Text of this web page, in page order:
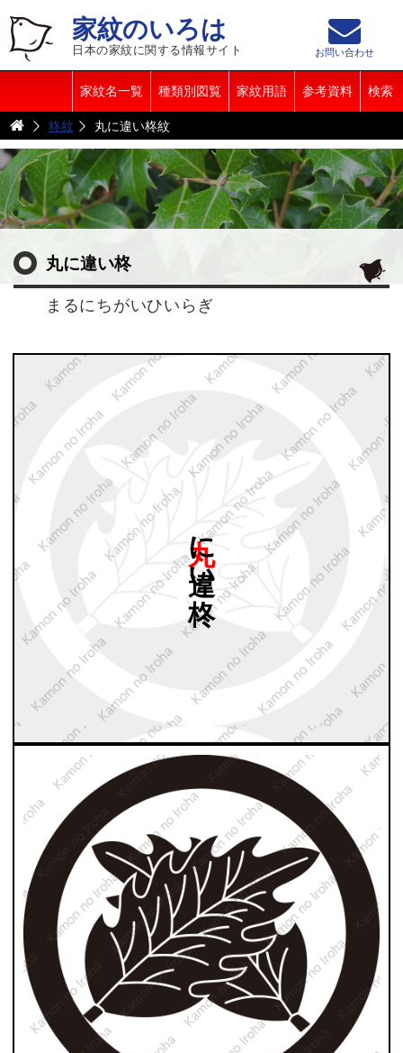
家紋のいろは
日本の家紋に関する情報サイト
家紋名一覧 種類別図覧 家紋用語 参考資料 検索
お問い合わせ
柊紋 丸に違い柊紋
丸に違い柊
まるにちがいひいらぎ
柊